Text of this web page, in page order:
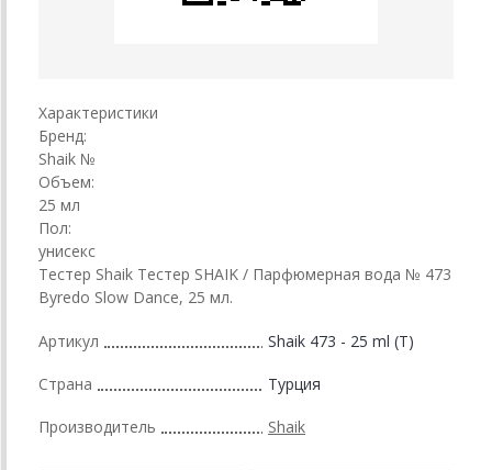
Характеристики
Бренд:
Shaik №
Объем:
25 мл
Пол:
унисекс
Тестер Shaik Тестер SHAIK / Парфюмерная вода № 473
Byredo Slow Dance, 25 мл.
Артикул Shaik 473 - 25 ml (T)
Страна Турция
Производитель Shaik